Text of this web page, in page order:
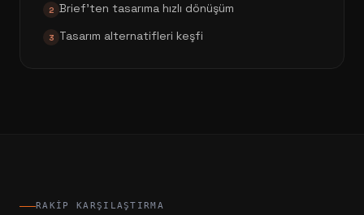
2 Brief'ten tasarıma hızlı dönüşüm
3 Tasarım alternatifleri keşfi
RAKIP KARŞILAŞTIRMA